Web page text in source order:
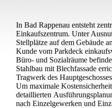
In Bad Rappenau entsteht
Einkaufszentrum. Unter
Stellplätze auf dem Gebäude
Kunde vom Parkdeck
Büro- und Sozialräume
Stahlbau mit Blechfassade
Tragwerk des
Um maximale
detaillierten
nach Einzelgewerken und